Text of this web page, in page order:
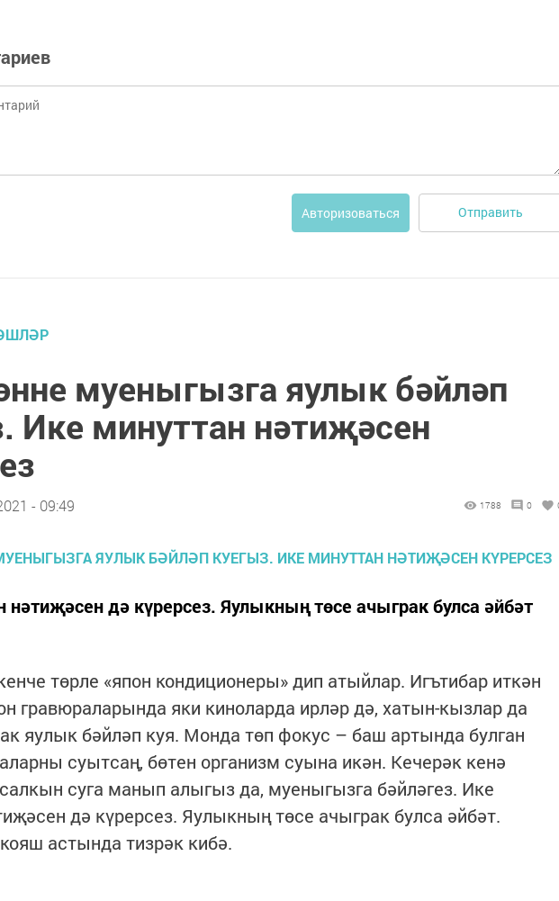
Авторизоваться Отправить
муеныгызга яулык бәйләп
Ике минуттан нәтиҗәсен
- 09:49 1788 0
нәтиҗәсен дә күрерсез. Яулыкның төсе ачыграк булса әйбәт
төрле «япон кондиционеры» дип атыйлар. Игътибар иткән
гравюраларында яки киноларда ирләр дә, хатын-кызлар да
яулык бәйләп куя. Монда төп фокус – баш артында булган
суытсаң, бөтен организм суына икән. Кечерәк кенә
суга манып алыгыз да, муеныгызга бәйләгез. Ике
дә күрерсез. Яулыкның төсе ачыграк булса әйбәт.
астында тизрәк кибә.